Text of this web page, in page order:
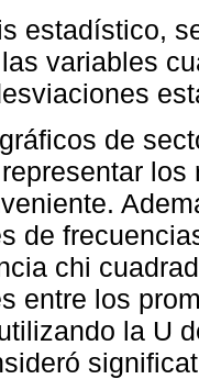
estadístico,
variables
de
de
chi
entre los
la U